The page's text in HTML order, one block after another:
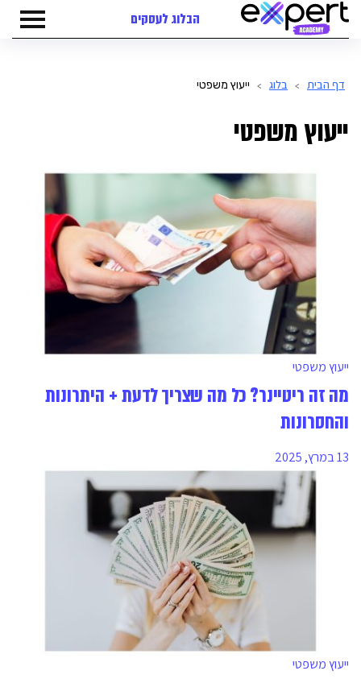
הבלוג לעסקים
דף הבית בלוג ייעוץ משפטי
ייעוץ משפטי
ייעוץ משפטי
מה זה ריטיינר? כל מה שצריך לדעת + היתרונות
והחסרונות
13 במרץ, 2025
ייעוץ משפטי